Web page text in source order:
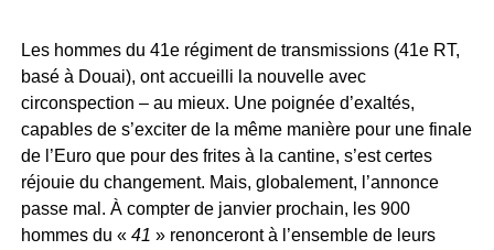
Les hommes du 41e régiment de transmissions (41e RT,
basé à Douai), ont accueilli la nouvelle avec
circonspection – au mieux. Une poignée d’exaltés,
capables de s’exciter de la même manière pour une finale
de l’Euro que pour des frites à la cantine, s’est certes
réjouie du changement. Mais, globalement, l’annonce
passe mal. À compter de janvier prochain, les 900
hommes du «41 » renonceront à l’ensemble de leurs